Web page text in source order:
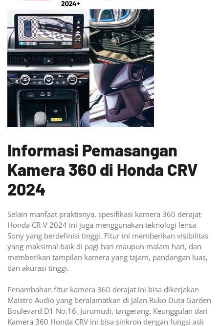
Informasi Pemasangan
Kamera 360 di Honda CRV
2024
Selain manfaat praktisnya, spesifikasi kamera 360 derajat
Honda CR-V 2024 ini juga menggunakan teknologi lensa
Sony yang berdefinisi tinggi. Fitur ini memberikan visibilitas
yang maksimal baik di pagi hari maupun malam hari, dan
memberikan tampilan kamera yang tajam, pandangan luas,
dan akurasi tinggi.
Penambahan fitur kamera 360 derajat ini bisa dikerjakan
Maistro Audio yang beralamatkan di Jalan Ruko Duta Garden
Boulevard D1 No.16, Jurumudi, tangerang. Keunggulan dari
Kamera 360 Honda CRV ini bisa sinkron dengan fungsi asli